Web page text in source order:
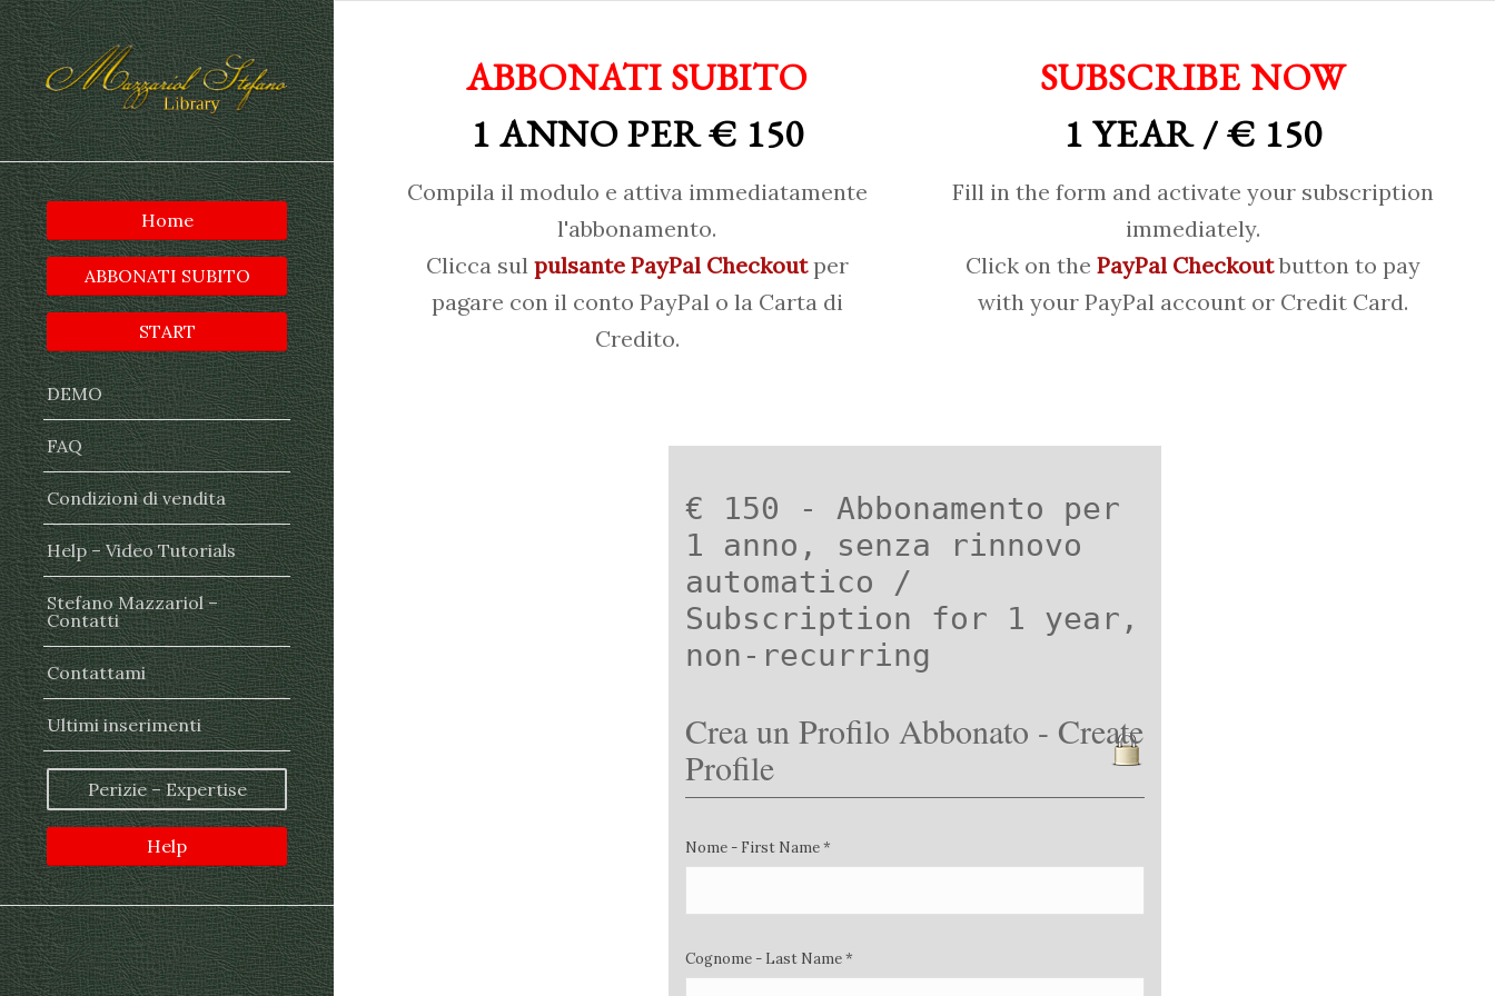
Home
ABBONATI SUBITO
START
DEMO
FAQ
Condizioni di vendita
Help – Video Tutorials
Stefano Mazzariol –
Contatti
Contattami
Ultimi inserimenti
Perizie – Expertise
Help
ABBONATI SUBITO
1 ANNO PER € 150
Compila il modulo e attiva immediatamente
l'abbonamento.
Clicca sul pulsante PayPal Checkoutper
pagare con il conto PayPal o la Carta di
Credito.
SUBSCRIBE NOW
1 YEAR / € 150
Fill in the form and activate your subscription
immediately.
Click on the PayPal Checkoutbutton to pay
with your PayPal account or Credit Card.
€ 150 - Abbonamento per
1 anno, senza rinnovo
automatico /
Subscription for 1 year,
non-recurring
Crea un Profilo Abbonato - Create
Profile
Nome - First Name *
Cognome - Last Name *